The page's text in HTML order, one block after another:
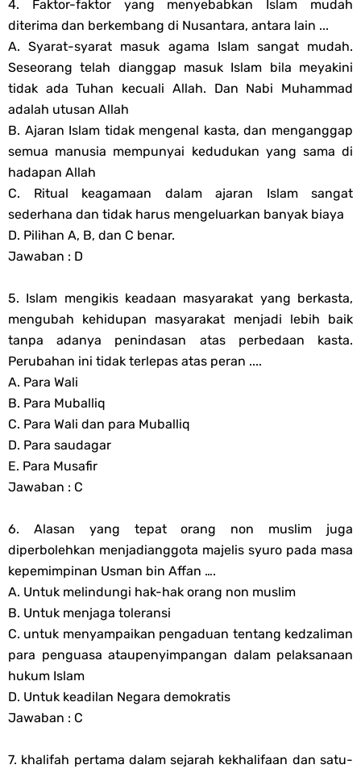
4. Faktor-faktor yang menyebabkan Islam mudah
diterima dan berkembang di Nusantara, antara lain ...
A. Syarat-syarat masuk agama Islam sangat mudah.
Seseorang telah dianggap masuk Islam bila meyakini
tidak ada Tuhan kecuali Allah. Dan Nabi Muhammad
adalah utusan Allah
B. Ajaran Islam tidak mengenal kasta, dan menganggap
semua manusia mempunyai kedudukan yang sama di
hadapan Allah
C. Ritual keagamaan dalam ajaran Islam sangat
sederhana dan tidak harus mengeluarkan banyak biaya
D. Pilihan A, B, dan C benar.
Jawaban : D
5. Islam mengikis keadaan masyarakat yang berkasta,
mengubah kehidupan masyarakat menjadi lebih baik
tanpa adanya penindasan atas perbedaan kasta.
Perubahan ini tidak terlepas atas peran ....
A. Para Wali
B. Para Muballiq
C. Para Wali dan para Muballiq
D. Para saudagar
E. Para Musafir
Jawaban : C
6. Alasan yang tepat orang non muslim juga
diperbolehkan menjadianggota majelis syuro pada masa
kepemimpinan Usman bin Affan ….
A. Untuk melindungi hak-hak orang non muslim
B. Untuk menjaga toleransi
C. untuk menyampaikan pengaduan tentang kedzaliman
para penguasa ataupenyimpangan dalam pelaksanaan
hukum Islam
D. Untuk keadilan Negara demokratis
Jawaban : C
7. khalifah pertama dalam sejarah kekhalifaan dan satu-